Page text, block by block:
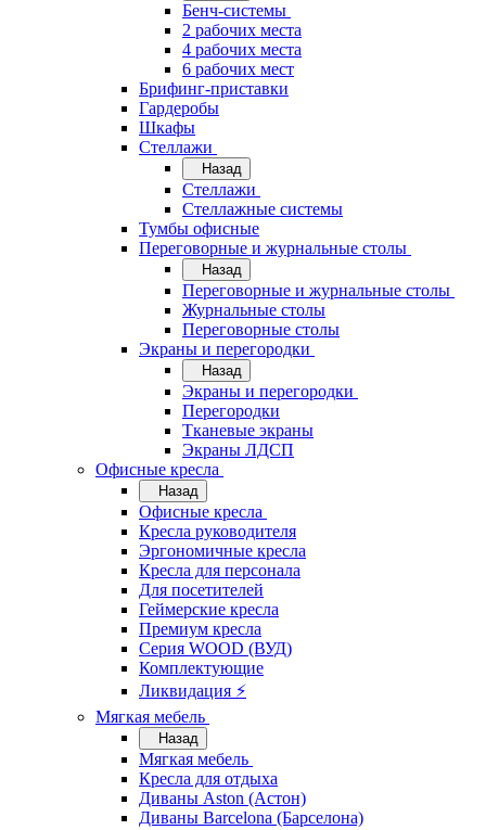
Бенч-системы
2 рабочих места
4 рабочих места
6 рабочих мест
Брифинг-приставки
Гардеробы
Шкафы
Стеллажи
Назад
Стеллажи
Стеллажные системы
Тумбы офисные
Переговорные и журнальные столы
Назад
Переговорные и журнальные столы
Журнальные столы
Переговорные столы
Экраны и перегородки
Назад
Экраны и перегородки
Перегородки
Тканевые экраны
Экраны ЛДСП
Офисные кресла
Назад
Офисные кресла
Кресла руководителя
Эргономичные кресла
Кресла для персонала
Для посетителей
Геймерские кресла
Премиум кресла
Серия WOOD (ВУД)
Комплектующие
Ликвидация ⚡
Мягкая мебель
Назад
Мягкая мебель
Кресла для отдыха
Диваны Aston (Астон)
Диваны Barcelona (Барселона)